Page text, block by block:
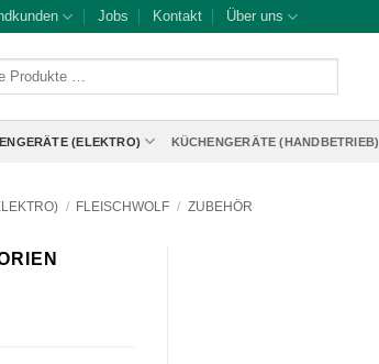
Jobs Kontakt Über uns
(ELEKTRO) KÜCHENGERÄTE (HANDBETRIEB)
/ FLEISCHWOLF / ZUBEHÖR